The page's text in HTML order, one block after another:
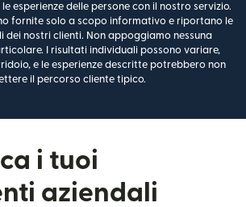
esperienze delle persone con il nostro servizio.
fornite solo a scopo informativo e riportano le
dei nostri clienti. Non appoggiamo nessuna
I risultati individuali possono variare,
e le esperienze descritte potrebbero non
il percorso cliente tipico.
i tuoi
aziendali